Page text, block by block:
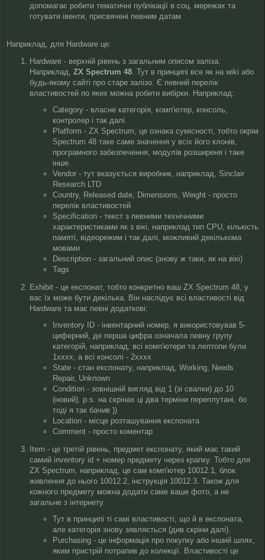
допомагає робити тематичні публікації в соц. мережах та
готувати івенти, присвячені певним датам
Наприклад, для Hardware це:
Hardware - верхній рівень з загальним описом заліза.
Наприклад, ZX Spectrum 48 . Тут в принципі все як на wiki або
будь-якому сайті про старе залізо. Є певний перелік
властивостей по яких можна робити вибірки. Наприклад:
Category - власне категорія, комп'ютер, консоль,
контролер і так далі.
Platform - ZX Spectrum, це ознака сумісності, тобто окрім
Spectrum 48 таке саме значення у всіх його клонів,
програмного забезпечення, модулів розширеня і таке
інше.
Vendor - тут вказується виробник, наприклад, Sinclair
Research LTD
Country, Released date, Dimensions, Weight - просто
перелік властивостей
Specification - текст з певними технічними
характеристиками як з вікі, наприклад тип CPU, кількість
памяті, відеорежим і так далі, можливий декількома
мовами
Description - загальний опис (знову ж таки, як на вікі)
Tags
Exhibit - це експонат, тобто конкретно ваш ZX Spectrum 48, у
вас їх може бути декілька. Він наслідує всі властивості від
Hardware та має певні додаткові:
Inventory ID - інвентарний номер, я використовував 5-
циферний, де перша цифра означала певну групу
категорій, наприклад, всі комп'ютери та лептопи були
1xxxx, а всі консолі - 2хххх
State - стан експонату, наприклад, Working, Needs
Repair, Unknown
Condition - зовнішній вигляд від 1 (зі свалки) до 10
(новий). p.s. на скрінах ці два терміни переплутані, бо
тоді я так бачив ))
Location - місце розташування експоната
Comment - просто коментар
Item - це третій рівень, предмет експонату, який має такий
самий inventory id + номер предмету через крапку. Тобто для
ZX Spectrum, наприклад, це сам комп'ютер 10012.1, блок
живлення до нього 10012.2, інструкція 10012.3. Також для
кожного предмету можна додати саме ваше фото, а не
загальне з інтернету.
Тут в принципі ті самі властивості, що й в експоната,
але категорія знову зявляється (див скріни далі).
Purchasing - це інформація про покупку або інший шлях,
яким пристрій потрапив до колекції. Властивості це